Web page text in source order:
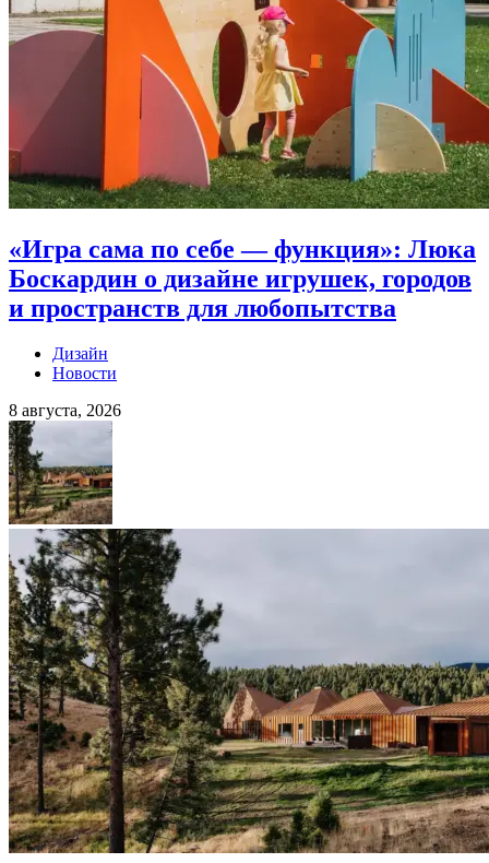
«Игра сама по себе — функция»: Люка
Боскардин о дизайне игрушек, городов
и пространств для любопытства
Дизайн
Новости
8 августа, 2026